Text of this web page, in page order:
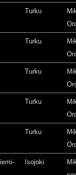
Turku
Turku
Turku
Turku
Turku
Isojoki